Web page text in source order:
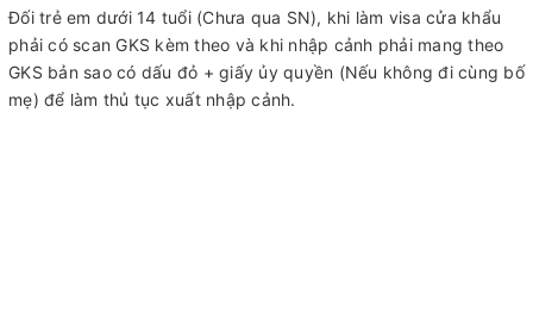
Đối trẻ em dưới 14 tuổi (Chưa qua SN), khi làm visa cửa khẩu
phải có scan GKS kèm theo và khi nhập cảnh phải mang theo
GKS bản sao có dấu đỏ + giấy ủy quyền (Nếu không đi cùng bố
mẹ) để làm thủ tục xuất nhập cảnh.